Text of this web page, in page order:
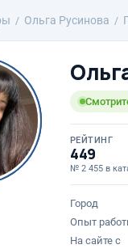
Ольга Русинова
РЕЙТИНГ
449
№ 2 455 в
Город
Опыт
На сайте с